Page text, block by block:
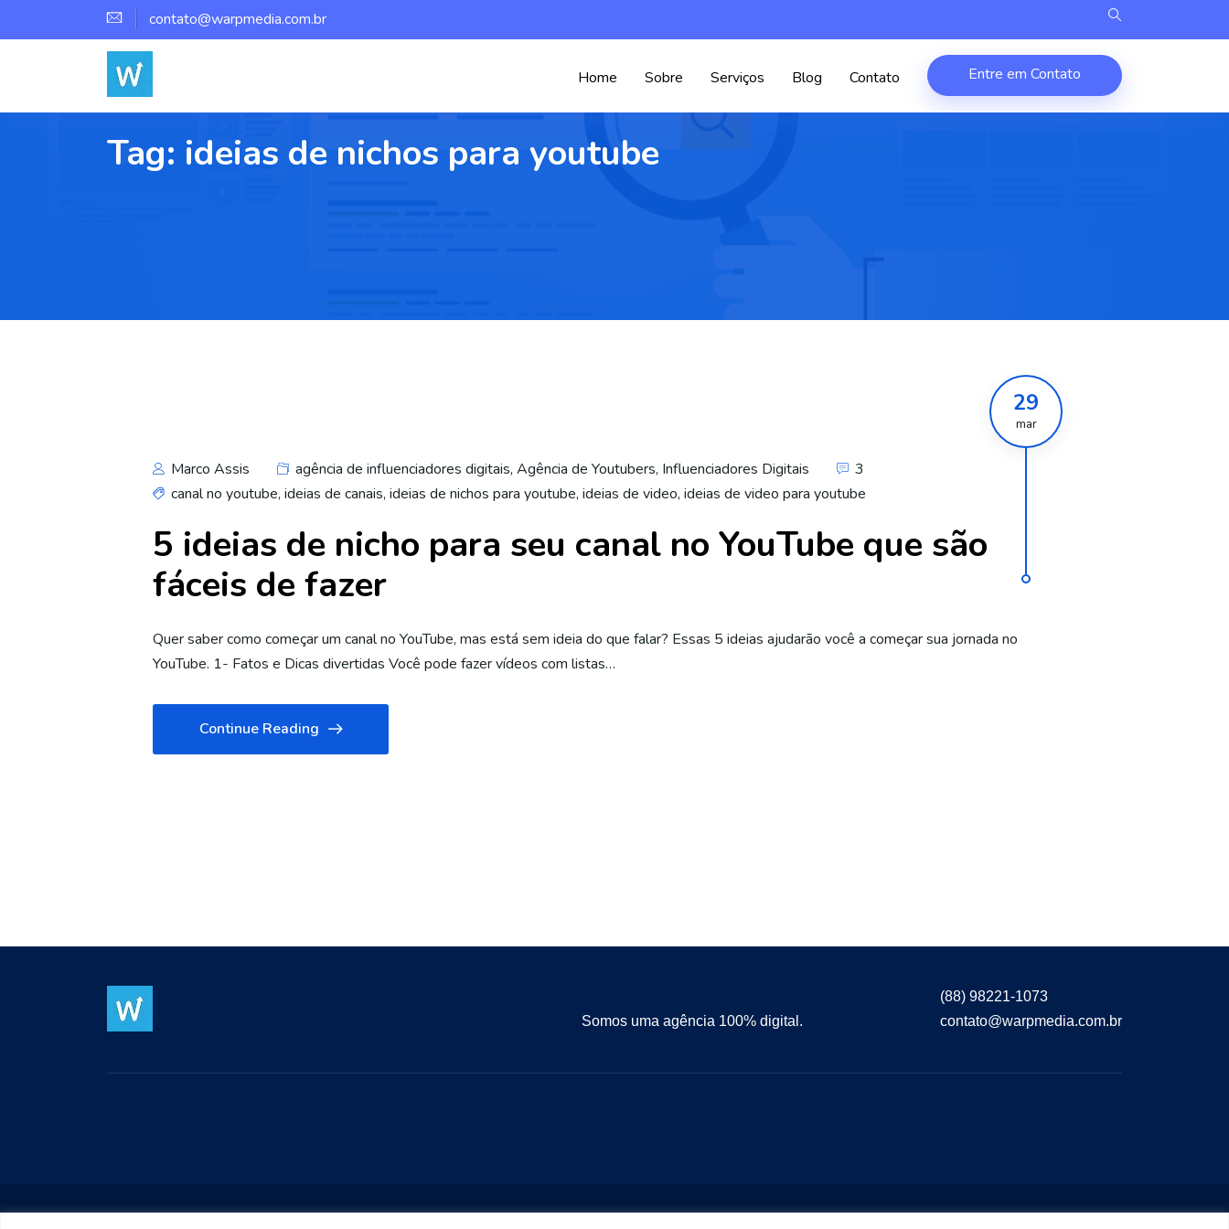
contato@warpmedia.com.br
Home Sobre Serviços Blog Contato Entre em Contato
Tag: ideias de nichos para youtube
Marco Assis agência de influenciadores digitais, Agência de Youtubers, Influenciadores Digitais 3
29
mar
canal no youtube, ideias de canais, ideias de nichos para youtube, ideias de video, ideias de video para youtube
5 ideias de nicho para seu canal no YouTube que são
fáceis de fazer
Quer saber como começar um canal no YouTube, mas está sem ideia do que falar? Essas 5 ideias ajudarão você a começar sua jornada no
YouTube. 1- Fatos e Dicas divertidas Você pode fazer vídeos com listas…
Continue Reading
Somos uma agência 100% digital.
(88) 98221-1073
contato@warpmedia.com.br